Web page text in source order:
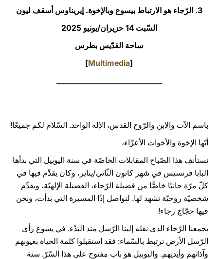
LATINE
3. الرّجاء هو الارتباط بيسوع وبالإخوة. إيريناوس أسقف ليون
السّبت 14 حزيران/يونيو 2025‏
ساحة القدّيس بطرس
[
Multimedia
]
باسم الآب والابن والرّوح القدس، الإله الواحد. السّلام لكم جميعًا!
أيّها الإخوة والأخوات الأعزّاء،
نستأنف هذا الصّباح المقابلات الخاصّة في سنة اليوبيل التي بدأها
البابا فرنسيس في شهر كانون الثّاني/يناير، وكان يقدِّم فيها في
كلّ مرّة جانبًا خاصًّا من فضيلة الرّجاء، الفضيلة الإلهيّة، ويقدِّم
شخصيّة روحيّة تشهد لها. لنواصل إذًا المسيرة التي بدأت، ونحن
فيها حجّاج رجاء!
يجمعنا الرّجاء الذي نقله إلينا الرّسل منذ البَدْء. في يسوع رأى
الرّسل الأرض ترتبط بالسّماء: فقد استقبلوا كلمة الحياة بعيونهم
وآذانهم وأيديهم. واليوبيل هو باب مفتوح على هذا السّرّ. سنة